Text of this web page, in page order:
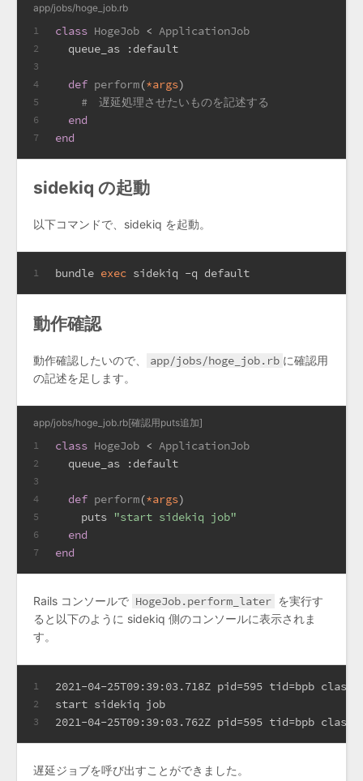
app/jobs/hoge_job.rb
1
2
3
4
5
6
7
class HogeJob < ApplicationJob
  queue_as
:default
def perform(*args)
#　遅延処理させたいものを記述する
end
end
sidekiq の起動
以下コマンドで、sidekiq を起動。
1 bundle exec sidekiq -q default
動作確認
動作確認したいので、 app/jobs/hoge_job.rb に確認用
の記述を足します。
app/jobs/hoge_job.rb[確認用puts追加]
1
2
3
4
5
6
7
class HogeJob < ApplicationJob
  queue_as
:default
def perform(*args)
    puts
"start sidekiq job"
end
end
Rails コンソールで HogeJob.perform_later を実行す
ると以下のように sidekiq 側のコンソールに表示されま
す。
1
2
3
2021-04-25T09:39:03.718Z pid=595 tid=bpb
start sidekiq job
2021-04-25T09:39:03.762Z pid=595 tid=bpb
遅延ジョブを呼び出すことができました。